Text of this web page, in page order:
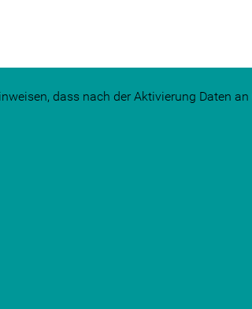
dass nach der Aktivierung Daten